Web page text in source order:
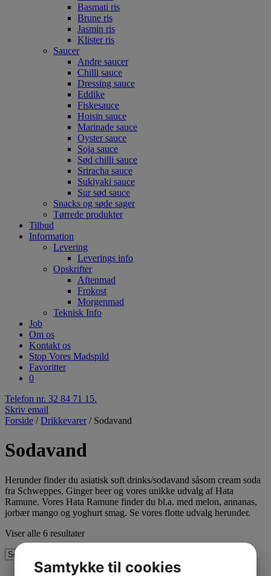
Basmati ris
Brune ris
Jasmin ris
Klister ris
Saucer
Andre saucer
Chilli sauce
Dressing sauce
Eddike
Fiskesauce
Hoisin sauce
Marinade sauce
Oyster sauce
Soja sauce
Sød chilli sauce
Sriracha sauce
Sukiyaki sauce
Sur sød sauce
Snacks og søde sager
Tørrede produkter
Tilbud
Information
Levering
Leverings info
Opskrifter
Aftenmad
Frokost
Morgenmad
Teknisk Info
Job
Om os
Kontakt os
Stop Vores Madspild
Favoritter
0
Telefon nr. 32 84 71 15.
Skriv email
Forside /Drikkevarer / Sodavand
Sodavand
Herunder finder du asiatisk soft drinks/sodavand såsom cream soda
fra Schweppes, Ginger beer og vores unikke udvalg af Hata
Ramune. Vores Hata Ramune finder du bl.a. med melon, annanas,
jorbær mango og yoghurt smag. Se vores flotte udvalg herunder.
Viser alle 6 resultater
Samtykke til cookies